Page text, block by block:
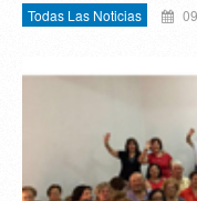
Todas Las Noticias